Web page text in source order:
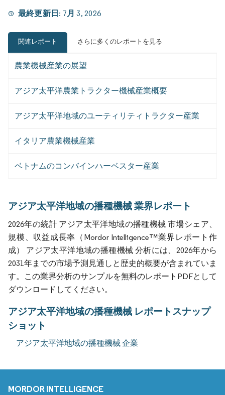
最終更新日: 7月 3, 2026
関連レポート さらに多くのレポートを見る
農業機械産業の展望
アジア太平洋農業トラクター機械産業概要
アジア太平洋地域のユーティリティトラクター産業
イタリア農業機械産業
ベトナムのコンバインハーベスター産業
アジア太平洋地域の播種機械 業界レポート
2026年の統計 アジア太平洋地域の播種機械 市場シェア、
規模、収益成長率（Mordor Intelligence™業界レポート作
成） アジア太平洋地域の播種機械 分析には、2026年から
2031年までの市場予測見通しと歴史的概要が含まれていま
す。この業界分析のサンプルを無料のレポートPDFとして
ダウンロードしてください。
アジア太平洋地域の播種機械 レポートスナップ
ショット
アジア太平洋地域の播種機械 企業
MORDOR INTELLIGENCE